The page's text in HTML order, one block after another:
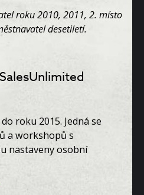
roku 2010, 2011, 2. místo
desetiletí.
roku 2015. Jedná se
a workshopů s
nastaveny osobní